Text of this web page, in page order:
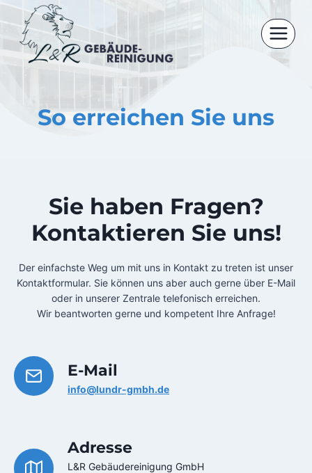
Inhalt
springen
So erreichen Sie uns
Sie haben Fragen?
Kontaktieren Sie uns!
Der einfachste Weg um mit uns in Kontakt zu treten ist unser
Kontaktformular. Sie können uns aber auch gerne über E-Mail
oder in unserer Zentrale telefonisch erreichen.
Wir beantworten gerne und kompetent Ihre Anfrage!
E-Mail
info@lundr-gmbh.de
Adresse
L&R Gebäudereinigung GmbH